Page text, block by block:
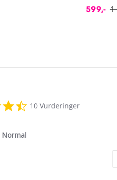
599,- 1
star
10 Vurderinger
Normal